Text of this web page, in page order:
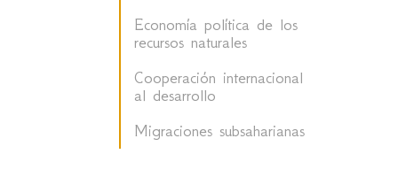
Economía política de los
recursos naturales
Cooperación internacional
al desarrollo
Migraciones subsaharianas